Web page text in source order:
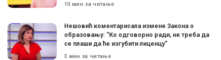
10 мин за читање
Нешовић коментарисала измене Закона о
образовању: ”Ко одговорно ради, не треба да
се плаши да ће изгубити лиценцу”
3 мин за читање